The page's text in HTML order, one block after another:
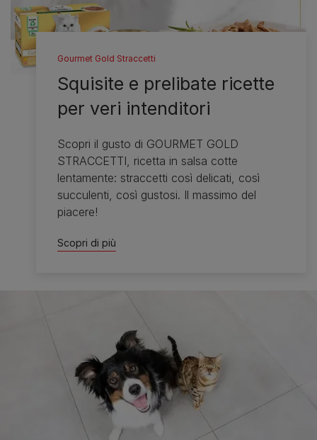
Gourmet Gold Straccetti
Squisite e prelibate ricette
per veri intenditori
Scopri il gusto di GOURMET GOLD
STRACCETTI, ricetta in salsa cotte
lentamente: straccetti così delicati, così
succulenti, così gustosi. Il massimo del
piacere!
Scopri di più